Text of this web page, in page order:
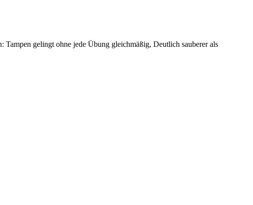
Tampen gelingt ohne jede Übung gleichmäßig, Deutlich sauberer als